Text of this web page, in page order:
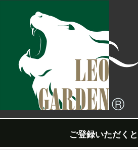
ご登録いただくと